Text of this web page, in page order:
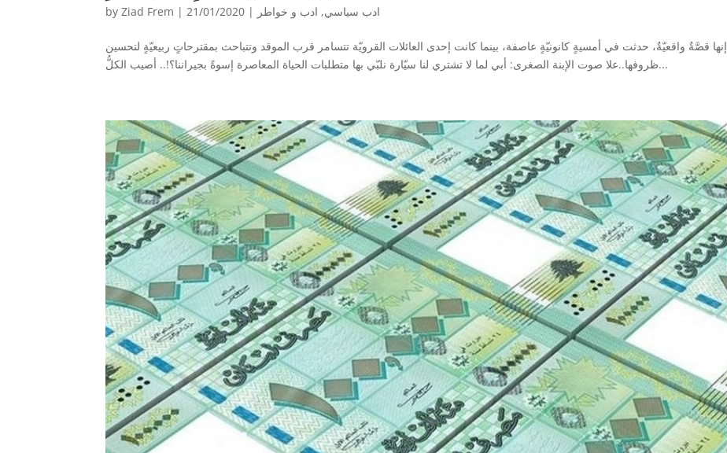
byZiad Frem |21/01/2020 | ادب سياسي, ادب و خواطر
إنها قصَّةٌ واقعيّةٌ، حدثت في أمسيةٍ كانونيّةٍ عاصفة، بينما كانت إحدى العائلات القرويّة تتسامر قرب الموقد وتتباحث بمقترحاتٍ ربيعيّةٍ لتحسين
ظروفها..علا صوت الإبنة الصغرى: أبي لما لا تشتري لنا سيّارة نلبّي بها متطلبات الحياة المعاصرة إسوةً بجيراننا؟!.. أصيب الكلُّ...